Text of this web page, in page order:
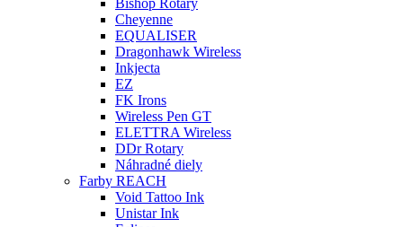
Cheyenne
EQUALISER
Dragonhawk Wireless
Inkjecta
EZ
FK Irons
Wireless Pen GT
ELETTRA Wireless
DDr Rotary
Náhradné diely
Farby REACH
Void Tattoo Ink
Unistar Ink